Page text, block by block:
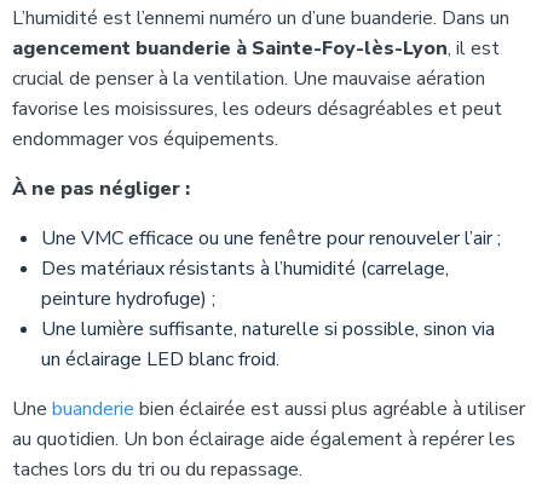
L’humidité est l’ennemi numéro un d’une buanderie. Dans un
agencement buanderie à Sainte-Foy-lès-Lyon, il est
crucial de penser à la ventilation. Une mauvaise aération
favorise les moisissures, les odeurs désagréables et peut
endommager vos équipements.
À ne pas négliger :
Une VMC efficace ou une fenêtre pour renouveler l’air ;
Des matériaux résistants à l’humidité (carrelage,
peinture hydrofuge) ;
Une lumière suffisante, naturelle si possible, sinon via
un éclairage LED blanc froid.
Une buanderie bien éclairée est aussi plus agréable à utiliser
au quotidien. Un bon éclairage aide également à repérer les
taches lors du tri ou du repassage.